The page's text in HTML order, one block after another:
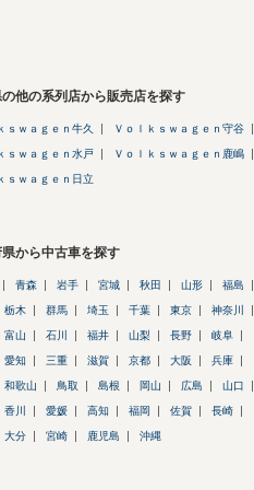
他の系列店から販売店を探す
ｓｗａｇｅｎ牛久 Ｖｏｌｋｓｗａｇｅｎ守谷
ｓｗａｇｅｎ水戸 Ｖｏｌｋｓｗａｇｅｎ鹿嶋
ｓｗａｇｅｎ日立
から中古車を探す
青森 岩手 宮城 秋田 山形 福島
栃木 群馬 埼玉 千葉 東京 神奈川
富山 石川 福井 山梨 長野 岐阜
愛知 三重 滋賀 京都 大阪 兵庫
和歌山 鳥取 島根 岡山 広島 山口
香川 愛媛 高知 福岡 佐賀 長崎
大分 宮崎 鹿児島 沖縄